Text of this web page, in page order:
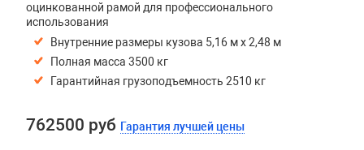
оцинкованной рамой для профессионального
использования
Внутренние размеры кузова 5,16 м х 2,48 м
Полная масса 3500 кг
Гарантийная грузоподъемность 2510 кг
762500 руб Гарантия лучшей цены